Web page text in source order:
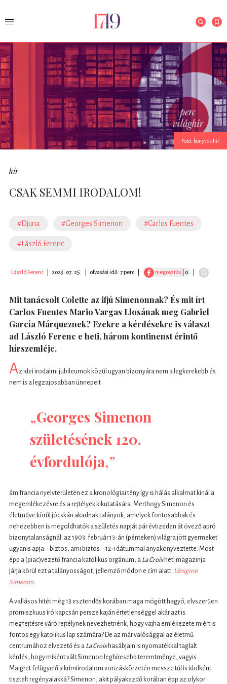
Fotó: könyvek hír
hír
CSAK SEMMI IRODALOM!
#Djuna #Georges Simenon #Carlos Fuentes
#László Ferenc
László Ferenc 2023. 07. 25. olvasási idő: 7 perc megosztás | 0
Mit tanácsolt Colette az ifjú Simenonnak? És mit írt
Carlos Fuentes Mario Vargas Llosának meg Gabriel
García Márqueznek? Ezekre a kérdésekre is választ
ad László Ferenc e heti, három kontinenst érintő
hírszemléje.
Az idei irodalmi jubileumok közül ugyan bizonyára nem a legkerekebb és
nem is a legzajosabban ünnepelt
„Georges Simenon
születésének 120.
évfordulója,”
ám francia nyelvterületen ez a kronológiai tény így is hálás alkalmat kínál a
megemlékezésre és a rejtélyek kikutatására. Merthogy Simenon és
életműve körül jócskán akadnak talányok, amelyek fontosabbak és
nehezebben is megoldhatók a születés napját pár évtizeden át övező apró
bizonytalanságnál: az 1903. február 13-án (pénteken) világra jött gyermeket
ugyanis apja – biztos, ami biztos – 12-i dátummal anyakönyveztette. Most
épp a (piac)vezető francia katolikus orgánum, a La Croix heti magazinja
járja körül ezt a talányosságot, jellemző módon e cím alatt: L’énigme
Simenon.
A vallásos hitét még 13 esztendős korában maga mögött hagyó, elvszerűen
promiszkuus író kapcsán persze kaján értetlenséggel akár azt is
megfejtésre váró rejtélynek nevezhetnénk, hogy vajha emlékezete miért is
fontos egy katolikus lap számára? De az már valósággal az életmű
centrumához elvezető és a La Croix hasábjain is nyomatékkal taglalt
kérdés, hogy miként vált Simenon leghíresebb teremtménye, vagyis
Maigret felügyelő a krimiirodalom vonzáskörzetén messze túl is idolként
tisztelt regényalakká? Simenon, akit pályakezdő korában épp az olykor